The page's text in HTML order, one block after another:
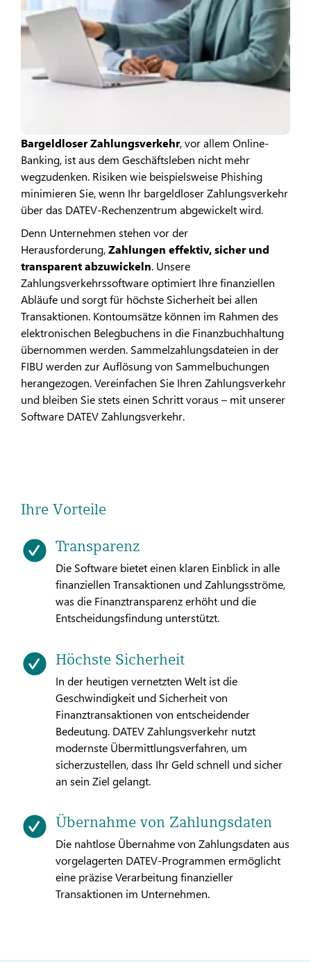
Bargeldloser Zahlungsverkehr, vor allem Online-
Banking, ist aus dem Geschäftsleben nicht mehr
wegzudenken. Risiken wie beispielsweise Phishing
minimieren Sie, wenn Ihr bargeldloser Zahlungsverkehr
über das DATEV-Rechenzentrum abgewickelt wird.
Denn Unternehmen stehen vor der
Herausforderung,Zahlungen effektiv, sicher und
transparent abzuwickeln. Unsere
Zahlungsverkehrssoftware optimiert Ihre finanziellen
Abläufe und sorgt für höchste Sicherheit bei allen
Transaktionen. Kontoumsätze können im Rahmen des
elektronischen Belegbuchens in die Finanzbuchhaltung
übernommen werden. Sammelzahlungsdateien in der
FIBU werden zur Auflösung von Sammelbuchungen
herangezogen. Vereinfachen Sie Ihren Zahlungsverkehr
und bleiben Sie stets einen Schritt voraus – mit unserer
Software DATEV Zahlungsverkehr.
Ihre Vorteile
Transparenz
Die Software bietet einen klaren Einblick in alle
finanziellen Transaktionen und Zahlungsströme,
was die Finanztransparenz erhöht und die
Entscheidungsfindung unterstützt.
Höchste Sicherheit
In der heutigen vernetzten Welt ist die
Geschwindigkeit und Sicherheit von
Finanztransaktionen von entscheidender
Bedeutung. DATEV Zahlungsverkehr nutzt
modernste Übermittlungsverfahren, um
sicherzustellen, dass Ihr Geld schnell und sicher
an sein Ziel gelangt.
Übernahme von Zahlungsdaten
Die nahtlose Übernahme von Zahlungsdaten aus
vorgelagerten DATEV-Programmen ermöglicht
eine präzise Verarbeitung finanzieller
Transaktionen im Unternehmen.